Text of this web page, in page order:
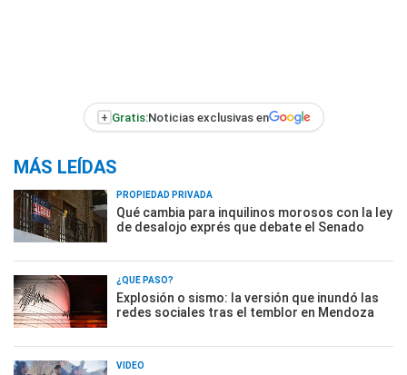
+ Gratis:Noticias exclusivas en
MÁS LEÍDAS
PROPIEDAD PRIVADA
Qué cambia para inquilinos morosos con la ley
de desalojo exprés que debate el Senado
¿QUÉ PASÓ?
Explosión o sismo: la versión que inundó las
redes sociales tras el temblor en Mendoza
VIDEO